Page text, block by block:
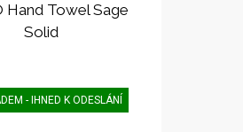
Hand Towel Sage
Solid
- IHNED K ODESLÁNÍ